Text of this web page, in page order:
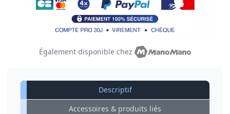
Également disponible chez
Descriptif
Accessoires & produits liés